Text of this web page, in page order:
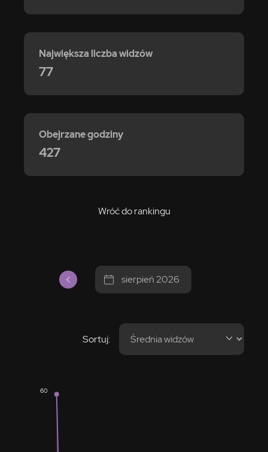
Wróć do rankingu
Największa liczba widzów
77
Obejrzane godziny
427
sierpień 2026
Sortuj:
60